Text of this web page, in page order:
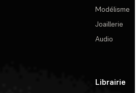
Modélisme
Joaillerie
Audio
Librairie